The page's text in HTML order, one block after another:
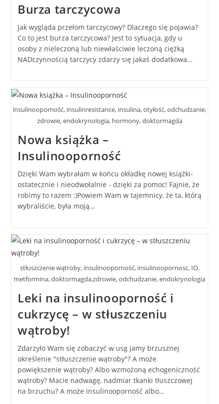
Burza tarczycowa
Jak wygląda przełom tarczycowy? Dlaczego się pojawia?
Co to jest burza tarczycowa? Jest to sytuacja, gdy u
osoby z nieleczoną lub niewłaściwie leczoną ciężką
NADczynnością tarczycy zdarzy się jakaś dodatkowa…
insulinooporność, insulinresistance, insulina, otyłość, odchudzanie,
zdrowie, endokrynologia, hormony, doktormagda
Nowa książka –
Insulinooporność
Dzięki Wam wybrałam w końcu okładkę nowej książki-
ostatecznie i nieodwołalnie - dzięki za pomoc! Fajnie, że
robimy to razem :)Powiem Wam w tajemnicy, że ta, którą
wybraliście, była moją…
stłuszczenie wątroby, insulinooporność, insulinoopornosc, IO,
metformina, doktormagda,zdrowie, odchudzanie, endokrynologia
Leki na insulinooporność i
cukrzycę – w stłuszczeniu
wątroby!
Zdarzyło Wam się zobaczyć w usg jamy brzusznej
określenie "stłuszczenie wątroby"? A może
powiększenie wątroby? Albo wzmożoną echogeniczność
wątroby? Macie nadwagę, nadmiar tkanki tłuszczowej
na brzuchu? A może insulinooporność albo…